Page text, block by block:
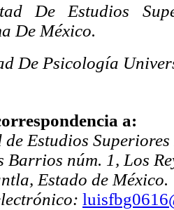
De Estudios
De México.
De Psicología
a:
de Estudios
Barrios núm. 1, Los
Estado de México.